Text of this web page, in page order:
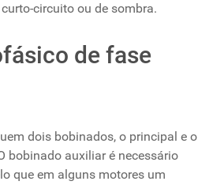
circuito ou de sombra.
de fase
dois bobinados, o principal e o
bobinado auxiliar é necessário
que em alguns motores um